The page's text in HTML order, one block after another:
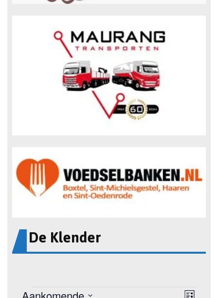
De Klender